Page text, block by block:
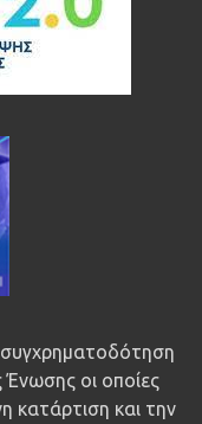
οι οποίες
κατάρτιση και την